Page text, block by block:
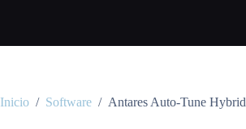
Inicio / Software / Antares Auto-Tune Hybrid